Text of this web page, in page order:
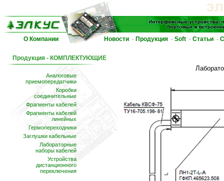
О Компании Новости · Продукция · Soft · Статьи ·
Продукция - КОМПЛЕКТУЮЩИЕ
Аналоговые
приемопередатчики
Коробки
соединительные
Фрагменты кабелей
Фрагменты кабелей
линейных
Гермопереходники
Заглушки кабельные
Лабораторные
наборы кабелей
Устройства
дистанционного
переключения